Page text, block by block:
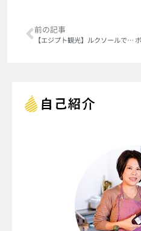
前の記事
【エジプト観光】ルクソールで空の散歩